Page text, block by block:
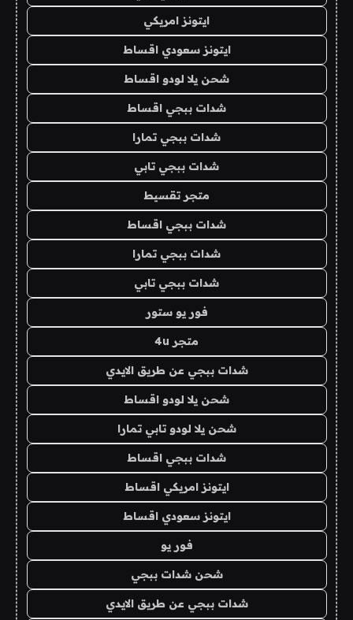
ايتونز امريكي
ايتونز سعودي اقساط
شحن يلا لودو اقساط
شدات ببجي اقساط
شدات ببجي تمارا
شدات ببجي تابي
متجر تقسيط
شدات ببجي اقساط
شدات ببجي تمارا
شدات ببجي تابي
فور يو ستور
متجر 4u
شدات ببجي عن طريق الايدي
شحن يلا لودو اقساط
شحن يلا لودو تابي تمارا
شدات ببجي اقساط
ايتونز امريكي اقساط
ايتونز سعودي اقساط
فور يو
شحن شدات ببجي
شدات ببجي عن طريق الايدي